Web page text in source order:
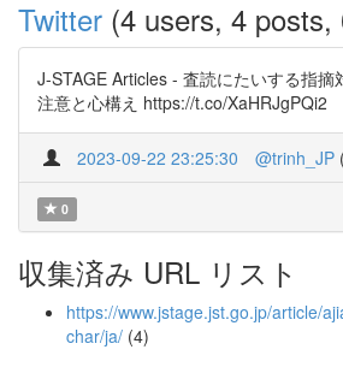
Twitter (4 users, 4 posts,
J-STAGE Articles - 査読にたいする指摘
注意と心構え https://t.co/XaHRJgPQi2
2023-09-22 23:25:30 @trinh_JP (
0
収集済み URL リスト
https://www.jstage.jst.go.jp/article/
char/ja/ (4)